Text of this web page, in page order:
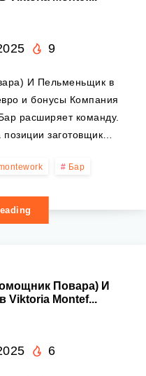
9
И Пельменьщик в
и бонусы Компания
расширяет команду.
заготовщик…
Бар
Повара) И
Viktoria Montef...
6